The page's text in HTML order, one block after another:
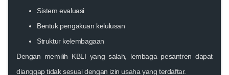
Sistem evaluasi
Bentuk pengakuan kelulusan
Struktur kelembagaan
Dengan memilih KBLI yang salah, lembaga pesantren dapat
dianggap tidak sesuai dengan izin usaha yang terdaftar.